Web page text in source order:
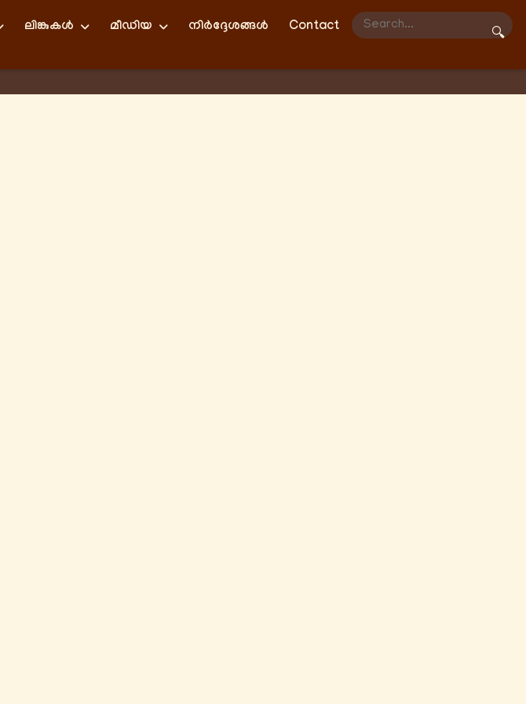
ലിങ്കുകള്‍ മീഡിയ നിർദ്ദേശങ്ങൾ Contact
🔍